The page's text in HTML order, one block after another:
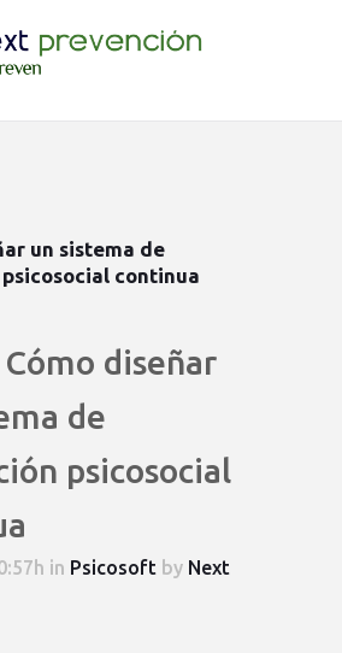
un sistema de
continua
Cómo diseñar
de
psicosocial
in Psicosoft by Next